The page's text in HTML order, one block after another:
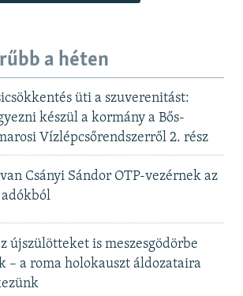
a héten
üti a szuverenitást:
készül a kormány a Bős-
Vízlépcsőrendszerről 2. rész
Csányi Sándor OTP-vezérnek az
újszülötteket is meszesgödörbe
– a roma holokauszt áldozataira